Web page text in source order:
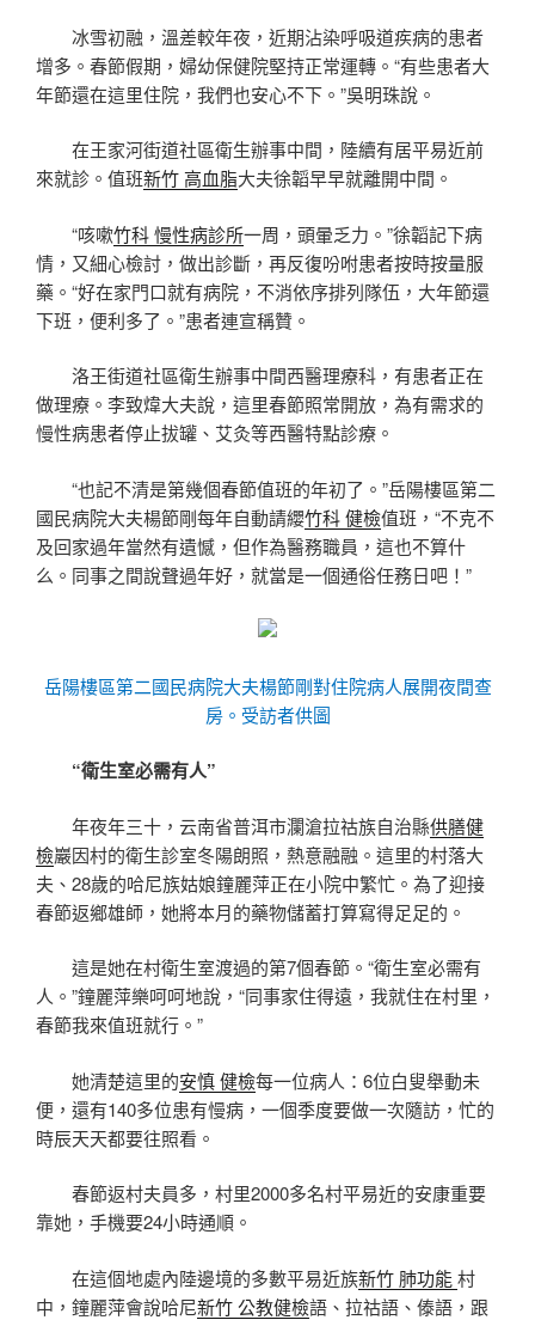
冰雪初融，溫差較年夜，近期沾染呼吸道疾病的患者
增多。春節假期，婦幼保健院堅持正常運轉。“有些患者大
年節還在這里住院，我們也安心不下。”吳明珠說。
在王家河街道社區衛生辦事中間，陸續有居平易近前
來就診。值班新竹 高血脂大夫徐韜早早就離開中間。
“咳嗽竹科 慢性病診所一周，頭暈乏力。”徐韜記下病
情，又細心檢討，做出診斷，再反復吩咐患者按時按量服
藥。“好在家門口就有病院，不消依序排列隊伍，大年節還
下班，便利多了。”患者連宣稱贊。
洛王街道社區衛生辦事中間西醫理療科，有患者正在
做理療。李致煒大夫說，這里春節照常開放，為有需求的
慢性病患者停止拔罐、艾灸等西醫特點診療。
“也記不清是第幾個春節值班的年初了。”岳陽樓區第二
國民病院大夫楊節剛每年自動請纓竹科 健檢值班，“不克不
及回家過年當然有遺憾，但作為醫務職員，這也不算什
么。同事之間說聲過年好，就當是一個通俗任務日吧！”
岳陽樓區第二國民病院大夫楊節剛對住院病人展開夜間查
房。受訪者供圖
“衛生室必需有人”
年夜年三十，云南省普洱市瀾滄拉祜族自治縣供膳健
檢巖因村的衛生診室冬陽朗照，熱意融融。這里的村落大
夫、28歲的哈尼族姑娘鐘麗萍正在小院中繁忙。為了迎接
春節返鄉雄師，她將本月的藥物儲蓄打算寫得足足的。
這是她在村衛生室渡過的第7個春節。“衛生室必需有
人。”鐘麗萍樂呵呵地說，“同事家住得遠，我就住在村里，
春節我來值班就行。”
她清楚這里的安慎 健檢每一位病人：6位白叟舉動未
便，還有140多位患有慢病，一個季度要做一次隨訪，忙的
時辰天天都要往照看。
春節返村夫員多，村里2000多名村平易近的安康重要
靠她，手機要24小時通順。
在這個地處內陸邊境的多數平易近族新竹 肺功能 村
中，鐘麗萍會說哈尼新竹 公教健檢語、拉祜語、傣語，跟